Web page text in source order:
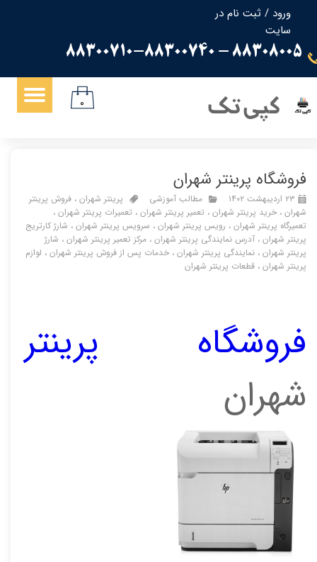
ورود / ثبت نام در
سایت
حساب کاربری من
تغییر گذر واژه
سفارشات
88308005 - 88300710-88300740
کپی تک ۰
فروشگاه پرینتر شهران
۲۳ اردیبهشت ۱۴۰۲ مطالب آموزشی پرینتر شهران ، فروش پرینتر
شهران ، خرید پرینتر شهران ، تعمیر پرینتر شهران ، تعمیرات پرینتر شهران ،
تعمیرگاه پرینتر شهران ، رویس پرینتر شهران ، سرویس پرینتر شهران ، شارژ کارتریج
پرینتر شهران ، آدرس نمایندگی پرینتر شهران ، مرکز تعمیر پرینتر شهران ، شارژ
پرینتر شهران ، نمایندگی پرینتر شهران ، خدمات پس از فروش پرینتر شهران ، لوازم
پرینتر شهران ، قطعات پرینتر شهران
فروشگاه پرینتر
شهران